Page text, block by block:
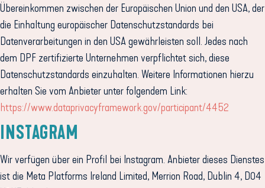
Übereinkommen zwischen der Europäischen Union und den USA, der
die Einhaltung europäischer Datenschutzstandards bei
Datenverarbeitungen in den USA gewährleisten soll. Jedes nach
dem DPF zertifizierte Unternehmen verpflichtet sich, diese
Datenschutzstandards einzuhalten. Weitere Informationen hierzu
erhalten Sie vom Anbieter unter folgendem Link:
https://www.dataprivacyframework.gov/participant/4452
INSTAGRAM
Wir verfügen über ein Profil bei Instagram. Anbieter dieses Dienstes
ist die Meta Platforms Ireland Limited, Merrion Road, Dublin 4, D04